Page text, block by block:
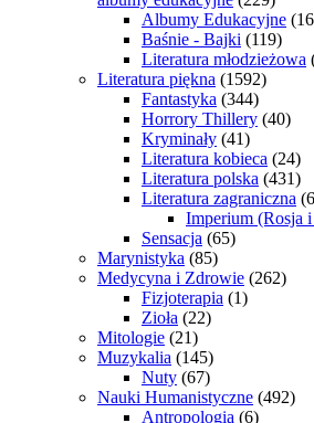
Albumy Edukacyjne
Baśnie - Bajki (119)
Literatura młodzieżowa
Literatura piękna (1592)
Fantastyka (344)
Horrory Thillery (40)
Kryminały (41)
Literatura kobieca (24)
Literatura polska (431)
Literatura zagraniczna
Imperium (Rosja
Sensacja (65)
Marynistyka (85)
Medycyna i Zdrowie (262)
Fizjoterapia (1)
Zioła (22)
Mitologie (21)
Muzykalia (145)
Nuty (67)
Nauki Humanistyczne (492)
Antropologia (6)